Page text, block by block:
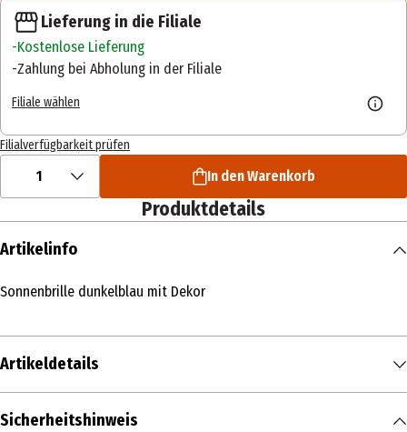
Lieferung in die Filiale
Kostenlose Lieferung
Zahlung bei Abholung in der Filiale
Filiale wählen
Filialverfügbarkeit prüfen
1 In den Warenkorb
Produktdetails
Artikelinfo
Sonnenbrille dunkelblau mit Dekor
Artikeldetails
Inhalt
Sicherheitshinweis